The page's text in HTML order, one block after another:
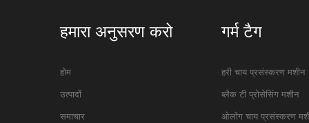
हमारा अनुसरण करो
होम
उत्पादों
समाचार
गर्म टैग
हरी चाय प्रसंस्करण मशीन
ब्लैक टी प्रोसेसिंग मशीन
ओलोंग चाय प्रसंस्करण